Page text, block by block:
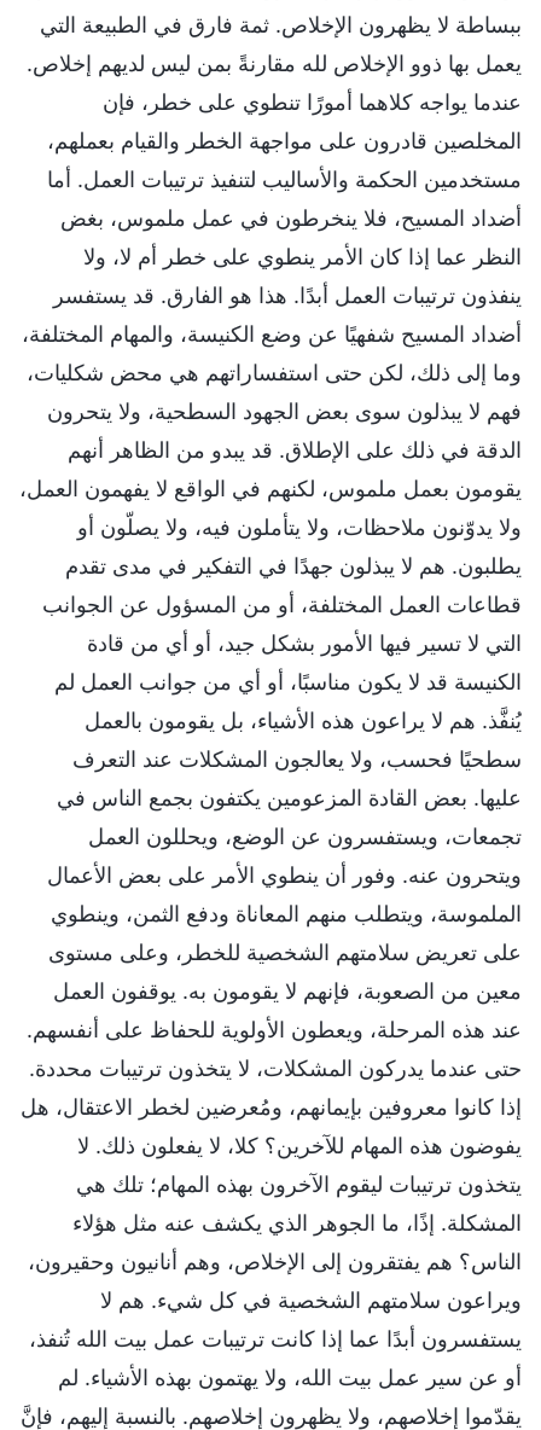
ببساطة لا يظهرون الإخلاص. ثمة فارق في الطبيعة التي
يعمل بها ذوو الإخلاص لله مقارنةً بمن ليس لديهم إخلاص.
عندما يواجه كلاهما أمورًا تنطوي على خطر، فإن
المخلصين قادرون على مواجهة الخطر والقيام بعملهم،
مستخدمين الحكمة والأساليب لتنفيذ ترتيبات العمل. أما
أضداد المسيح، فلا ينخرطون في عمل ملموس، بغض
النظر عما إذا كان الأمر ينطوي على خطر أم لا، ولا
ينفذون ترتيبات العمل أبدًا. هذا هو الفارق. قد يستفسر
أضداد المسيح شفهيًا عن وضع الكنيسة، والمهام المختلفة،
وما إلى ذلك، لكن حتى استفساراتهم هي محض شكليات،
فهم لا يبذلون سوى بعض الجهود السطحية، ولا يتحرون
الدقة في ذلك على الإطلاق. قد يبدو من الظاهر أنهم
يقومون بعمل ملموس، لكنهم في الواقع لا يفهمون العمل،
ولا يدوّنون ملاحظات، ولا يتأملون فيه، ولا يصلّون أو
يطلبون. هم لا يبذلون جهدًا في التفكير في مدى تقدم
قطاعات العمل المختلفة، أو من المسؤول عن الجوانب
التي لا تسير فيها الأمور بشكل جيد، أو أي من قادة
الكنيسة قد لا يكون مناسبًا، أو أي من جوانب العمل لم
يُنفَّذ. هم لا يراعون هذه الأشياء، بل يقومون بالعمل
سطحيًا فحسب، ولا يعالجون المشكلات عند التعرف
عليها. بعض القادة المزعومين يكتفون بجمع الناس في
تجمعات، ويستفسرون عن الوضع، ويحللون العمل
ويتحرون عنه. وفور أن ينطوي الأمر على بعض الأعمال
الملموسة، ويتطلب منهم المعاناة ودفع الثمن، وينطوي
على تعريض سلامتهم الشخصية للخطر، وعلى مستوى
معين من الصعوبة، فإنهم لا يقومون به. يوقفون العمل
عند هذه المرحلة، ويعطون الأولوية للحفاظ على أنفسهم.
حتى عندما يدركون المشكلات، لا يتخذون ترتيبات محددة.
إذا كانوا معروفين بإيمانهم، ومُعرضين لخطر الاعتقال، هل
يفوضون هذه المهام للآخرين؟ كلا، لا يفعلون ذلك. لا
يتخذون ترتيبات ليقوم الآخرون بهذه المهام؛ تلك هي
المشكلة. إذًا، ما الجوهر الذي يكشف عنه مثل هؤلاء
الناس؟ هم يفتقرون إلى الإخلاص، وهم أنانيون وحقيرون،
ويراعون سلامتهم الشخصية في كل شيء. هم لا
يستفسرون أبدًا عما إذا كانت ترتيبات عمل بيت الله تُنفذ،
أو عن سير عمل بيت الله، ولا يهتمون بهذه الأشياء. لم
يقدّموا إخلاصهم، ولا يظهرون إخلاصهم. بالنسبة إليهم، فإنَّ